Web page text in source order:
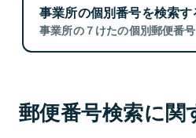
事業所の個別番号を検索す
事業所の７けたの個別郵便番号
郵便番号検索に関